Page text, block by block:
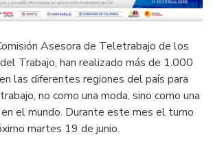
Asesora de Teletrabajo de los
Trabajo, han realizado más de 1.000
las diferentes regiones del país para
no como una moda, sino como una
el mundo. Durante este mes el turno
martes 19 de junio.